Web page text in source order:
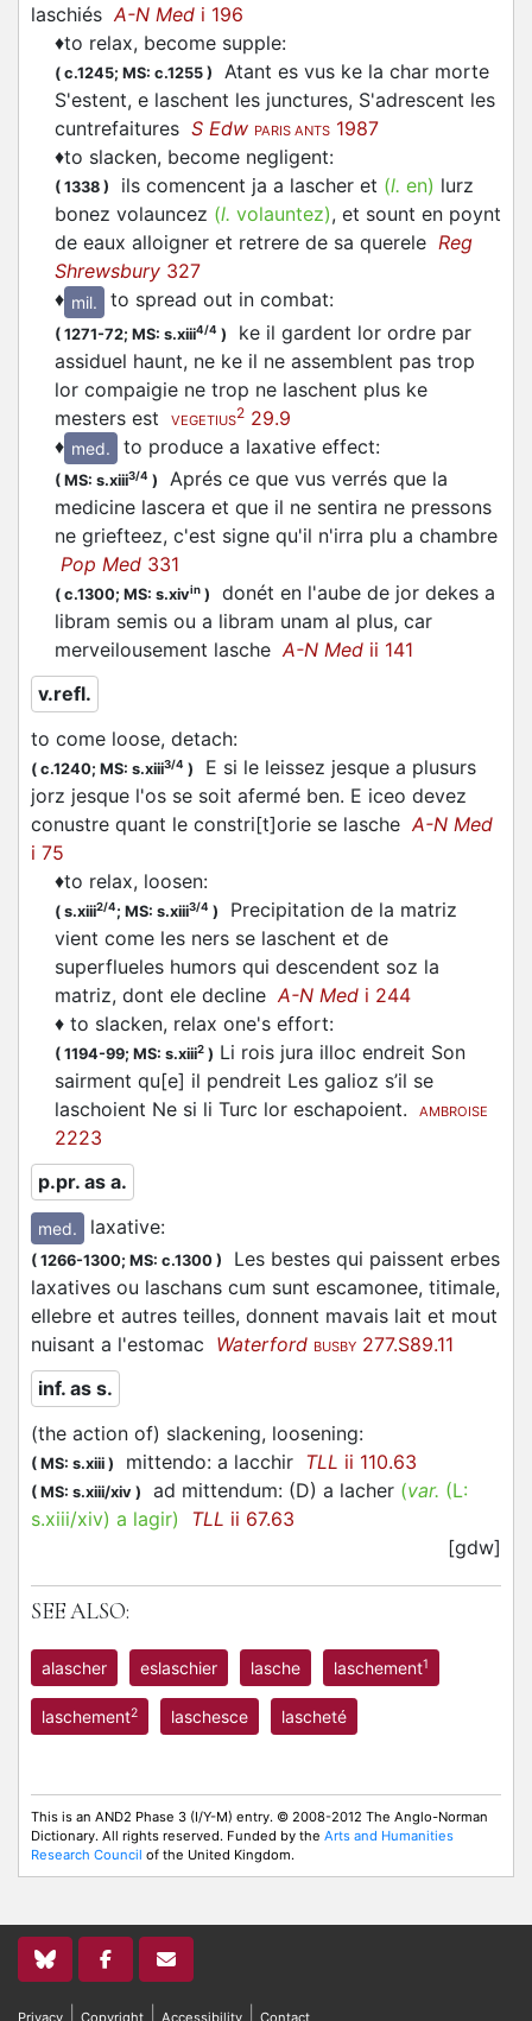
laschiés A-N Med i 196
♦to relax, become supple:
( c.1245; MS: c.1255 )
Atant es vus ke la char morte
S'estent, e laschent les junctures, S'adrescent les
cuntrefaitures S Edw PARIS ANTS 1987
♦to slacken, become negligent:
( 1338 ) ils comencent ja a lascher et (l. en) lurz
bonez volauncez (l. volauntez), et sount en poynt
de eaux alloigner et retrere de sa querele Reg
Shrewsbury 327
♦ mil. to spread out in combat:
( 1271-72; MS: s.xiii4/4 )
ke il gardent lor ordre par
assiduel haunt, ne ke il ne assemblent pas trop
lor compaigie ne trop ne laschent plus ke
mesters est
VEGETIUS2 29.9
♦ med. to produce a laxative effect:
( MS: s.xiii3/4 )
Aprés ce que vus verrés que la
medicine lascera et que il ne sentira ne pressons
ne griefteez, c'est signe qu'il n'irra plu a chambre
Pop Med 331
( c.1300; MS: s.xivin )
donét en l'aube de jor dekes a
libram semis ou a libram unam al plus, car
merveilousement lasche A-N Med ii 141
v.refl.
to come loose, detach:
( c.1240; MS: s.xiii3/4 )
E si le leissez jesque a plusurs
jorz jesque l'os se soit afermé ben. E iceo devez
conustre quant le constri[t]orie se lasche A-N Med
i 75
♦to relax, loosen:
( s.xiii2/4; MS: s.xiii3/4 )
Precipitation de la matriz
vient come les ners se laschent et de
superflueles humors qui descendent soz la
matriz, dont ele decline A-N Med i 244
♦ to slacken, relax one's effort:
( 1194-99; MS: s.xiii2 ) Li rois jura illoc endreit Son
sairment qu[e] il pendreit Les galioz s’il se
laschoient Ne si li Turc lor eschapoient.
AMBROISE
2223
p.pr. as a.
med. laxative:
( 1266-1300; MS: c.1300 )
Les bestes qui paissent erbes
laxatives ou laschans cum sunt escamonee, titimale,
ellebre et autres teilles, donnent mavais lait et mout
nuisant a l'estomac Waterford BUSBY 277.S89.11
inf. as s.
(the action of) slackening, loosening:
( MS: s.xiii ) mittendo: a lacchir TLL ii 110.63
( MS: s.xiii/xiv ) ad mittendum: (D) a lacher (var. (L:
s.xiii/xiv) a lagir) TLL ii 67.63
[gdw]
SEE ALSO:
alascher eslaschier lasche laschement1
laschement2 laschesce lascheté
This is an AND2 Phase 3 (I/Y-M) entry. © 2008-2012 The Anglo-Norman
Dictionary. All rights reserved. Funded by the Arts and Humanities
Research Council of the United Kingdom.
Privacy Copyright Accessibility Contact